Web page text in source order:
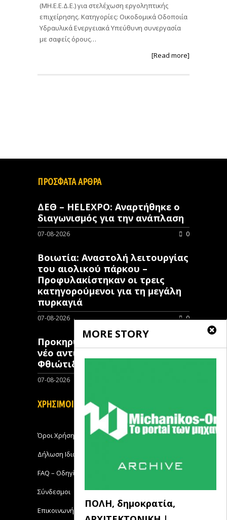
(ΜΗ.Ε.Ε.Δ.Ε.) για στελέχωση εργοληπτικής
επιχείρησης. Κατηγορίες: Οικοδομικά Οδοποιία
Υδραυλικά Ενεργειακά Υπεύθυνη συνεργασία
με σαφείς όρους…
[Read more]
MORE STORY
ΠΟΛΗ, δημοκρατία,
ΠΡΟΣΦΑΤΑ ΑΡΘΡΑ
ΔΕΘ – HELEXPO: Αναρτήθηκε ο
διαγωνισμός για την ανάπλαση
07-08-2026 0
Βοιωτία: Αναστολή λειτουργίας
του αιολικού πάρκου –
Προφυλακίστηκαν οι τρεις
κατηγορούμενοι για τη μεγάλη
πυρκαγιά
07-08-2026 0
Προκηρύχθηκε διαγωνισμός για
νέo αντιπλημμυρικό έργο στη
Φθιώτιδα
07-08-2026
ΧΡΗΣΙΜΟΙ ΣΥΝΔΕΣΜΟΙ
Όροι Χρήσης
Δήλωση Ιδιωτικότητας
FAQ – Οδηγίες Χρήσης
Σύνδεσμοι
Επικοινωνήστε με το Michanikos-Online